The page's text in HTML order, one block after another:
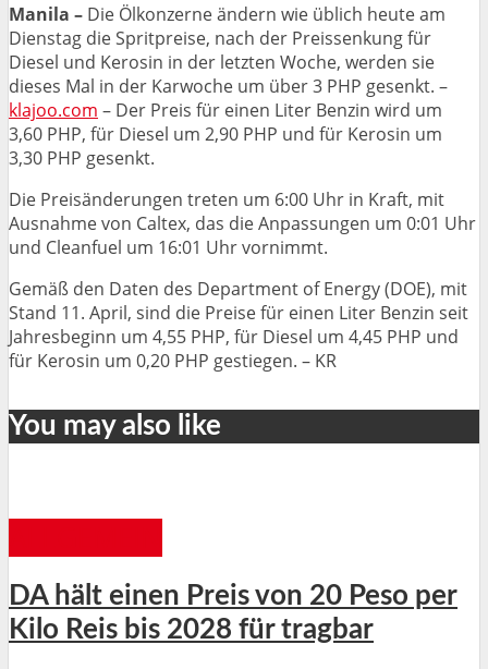
Manila – Die Ölkonzerne ändern wie üblich heute am
Dienstag die Spritpreise, nach der Preissenkung für
Diesel und Kerosin in der letzten Woche, werden sie
dieses Mal in der Karwoche um über 3 PHP gesenkt. –
klajoo.com – Der Preis für einen Liter Benzin wird um
3,60 PHP, für Diesel um 2,90 PHP und für Kerosin um
3,30 PHP gesenkt.
Die Preisänderungen treten um 6:00 Uhr in Kraft, mit
Ausnahme von Caltex, das die Anpassungen um 0:01 Uhr
und Cleanfuel um 16:01 Uhr vornimmt.
Gemäß den Daten des Department of Energy (DOE), mit
Stand 11. April, sind die Preise für einen Liter Benzin seit
Jahresbeginn um 4,55 PHP, für Diesel um 4,45 PHP und
für Kerosin um 0,20 PHP gestiegen. – KR
You may also like
DA hält einen Preis von 20 Peso per
Kilo Reis bis 2028 für tragbar